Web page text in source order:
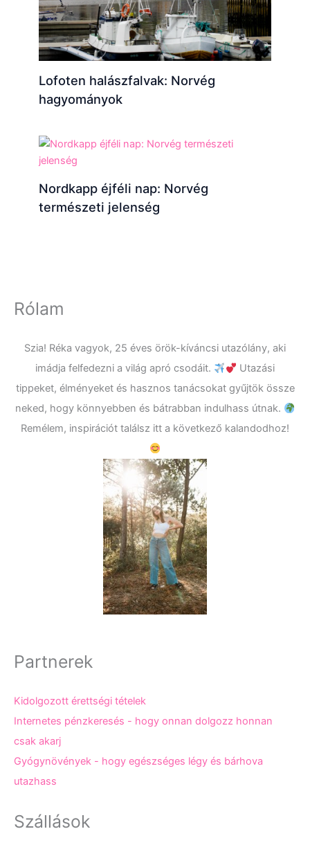
Lofoten halászfalvak: Norvég
hagyományok
Nordkapp éjféli nap: Norvég
természeti jelenség
Rólam
Szia! Réka vagyok, 25 éves örök-kíváncsi utazólány, aki
imádja felfedezni a világ apró csodáit.
Utazási
tippeket, élményeket és hasznos tanácsokat gyűjtök össze
neked, hogy könnyebben és bátrabban indulhass útnak.
Remélem, inspirációt találsz itt a következő kalandodhoz!
Partnerek
Kidolgozott érettségi tételek
Internetes pénzkeresés - hogy onnan dolgozz honnan
csak akarj
Gyógynövények - hogy egészséges légy és bárhova
utazhass
Szállások